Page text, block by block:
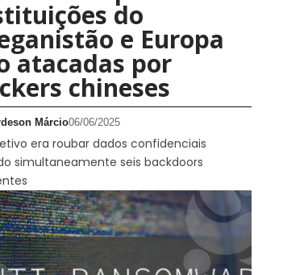
do
e Europa
atacadas por
chineses
Márcio06/06/2025
era roubar dados confidenciais
simultaneamente seis backdoors